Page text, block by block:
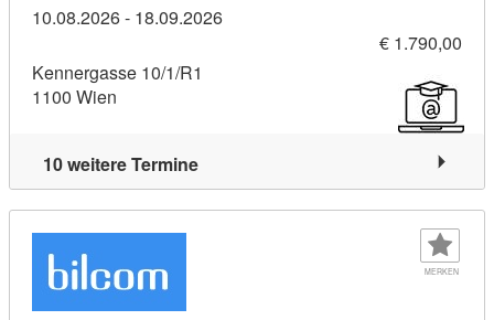
10.08.2026 - 18.09.2026
€ 1.790,00
Kennergasse 10/1/R1
1100 Wien
10 weitere Termine
MERKEN